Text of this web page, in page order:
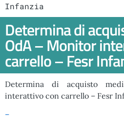
Infanzia
Determina di
OdA – Monitor
carrello – Fesr
Determina di acquisto
interattivo con carrello – Fesr
–